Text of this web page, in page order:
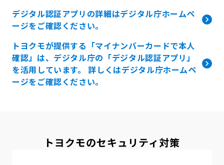
デジタル認証アプリの詳細はデジタル庁ホームペ
ージをご確認ください。
トヨクモが提供する「マイナンバーカードで本人
確認」は、デジタル庁の「デジタル認証アプリ」
を活用しています。 詳しくはデジタル庁ホームペ
ージをご確認ください。
トヨクモのセキュリティ対策